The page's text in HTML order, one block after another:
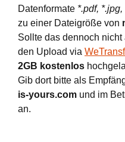
Datenformate *.pdf,
zu einer Dateigröße von
Sollte das dennoch
den Upload via
2GB kostenlos
Gib dort bitte als
is-yours.com und im
an.